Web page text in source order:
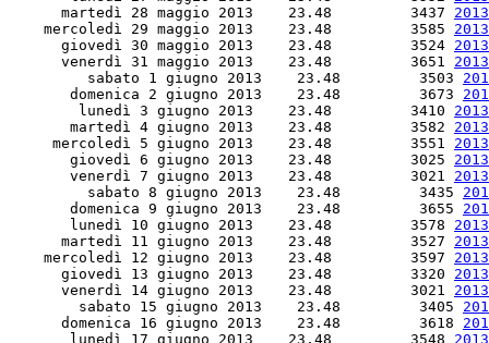
      martedì 28 maggio 2013    23.48         3437
    mercoledì 29 maggio 2013    23.48         3585
      giovedì 30 maggio 2013    23.48         3524
      venerdì 31 maggio 2013    23.48         3651
         sabato 1 giugno 2013    23.48         3503
       domenica 2 giugno 2013    23.48         3673
        lunedì 3 giugno 2013    23.48         3410
       martedì 4 giugno 2013    23.48         3582
     mercoledì 5 giugno 2013    23.48         3551
       giovedì 6 giugno 2013    23.48         3025
       venerdì 7 giugno 2013    23.48         3021
         sabato 8 giugno 2013    23.48         3435
       domenica 9 giugno 2013    23.48         3655
       lunedì 10 giugno 2013    23.48         3578
      martedì 11 giugno 2013    23.48         3527
    mercoledì 12 giugno 2013    23.48         3597
      giovedì 13 giugno 2013    23.48         3320
      venerdì 14 giugno 2013    23.48         3021
        sabato 15 giugno 2013    23.48         3405
      domenica 16 giugno 2013    23.48         3618
       lunedì 17 giugno 2013    23.48         3548